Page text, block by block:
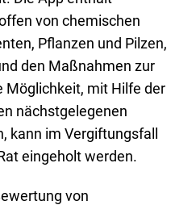
von chemischen
Pflanzen und Pilzen,
den Maßnahmen zur
Möglichkeit, mit Hilfe der
nächstgelegenen
kann im Vergiftungsfall
eingeholt werden.
von